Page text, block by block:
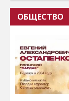
ОБЩЕСТВО